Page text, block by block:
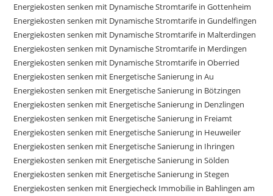
Energiekosten senken mit Dynamische Stromtarife in Gottenheim
Energiekosten senken mit Dynamische Stromtarife in Gundelfingen
Energiekosten senken mit Dynamische Stromtarife in Malterdingen
Energiekosten senken mit Dynamische Stromtarife in Merdingen
Energiekosten senken mit Dynamische Stromtarife in Oberried
Energiekosten senken mit Energetische Sanierung in Au
Energiekosten senken mit Energetische Sanierung in Bötzingen
Energiekosten senken mit Energetische Sanierung in Denzlingen
Energiekosten senken mit Energetische Sanierung in Freiamt
Energiekosten senken mit Energetische Sanierung in Heuweiler
Energiekosten senken mit Energetische Sanierung in Ihringen
Energiekosten senken mit Energetische Sanierung in Sölden
Energiekosten senken mit Energetische Sanierung in Stegen
Energiekosten senken mit Energiecheck Immobilie in Bahlingen am